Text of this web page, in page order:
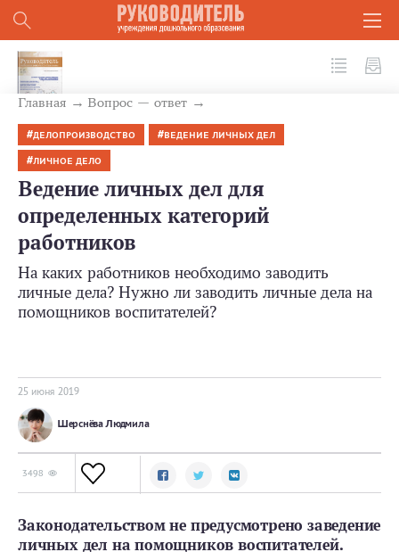
Главная Вопрос — ответ
ДЕЛОПРОИЗВОДСТВО ВЕДЕНИЕ ЛИЧНЫХ ДЕЛ
ЛИЧНОЕ ДЕЛО
Ведение личных дел для
определенных категорий
работников
На каких работников необходимо заводить
личные дела? Нужно ли заводить личные дела на
помощников воспитателей?
25 июня 2019
Шерснёва Людмила
3498
Законодательством не предусмотрено заведение
личных дел на помощников воспитателей.